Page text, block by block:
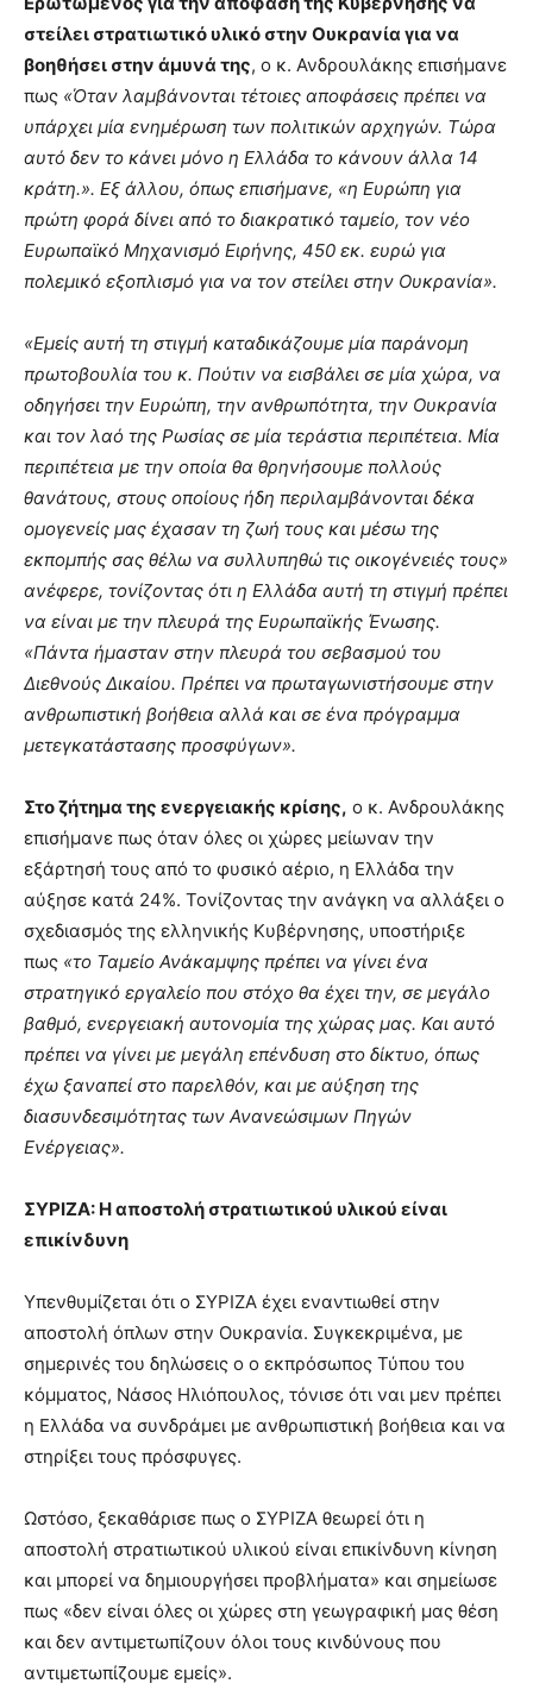
στείλει στρατιωτικό υλικό στην Ουκρανία για να
βοηθήσει στην άμυνά της, ο κ. Ανδρουλάκης επισήμανε
πως «Όταν λαμβάνονται τέτοιες αποφάσεις πρέπει να
υπάρχει μία ενημέρωση των πολιτικών αρχηγών. Τώρα
αυτό δεν το κάνει μόνο η Ελλάδα το κάνουν άλλα 14
κράτη.». Εξ άλλου, όπως επισήμανε, «η Ευρώπη για
πρώτη φορά δίνει από το διακρατικό ταμείο, τον νέο
Ευρωπαϊκό Μηχανισμό Ειρήνης, 450 εκ. ευρώ για
πολεμικό εξοπλισμό για να τον στείλει στην Ουκρανία».
«Εμείς αυτή τη στιγμή καταδικάζουμε μία παράνομη
πρωτοβουλία του κ. Πούτιν να εισβάλει σε μία χώρα, να
οδηγήσει την Ευρώπη, την ανθρωπότητα, την Ουκρανία
και τον λαό της Ρωσίας σε μία τεράστια περιπέτεια. Μία
περιπέτεια με την οποία θα θρηνήσουμε πολλούς
θανάτους, στους οποίους ήδη περιλαμβάνονται δέκα
ομογενείς μας έχασαν τη ζωή τους και μέσω της
εκπομπής σας θέλω να συλλυπηθώ τις οικογένειές τους»
ανέφερε, τονίζοντας ότι η Ελλάδα αυτή τη στιγμή πρέπει
να είναι με την πλευρά της Ευρωπαϊκής Ένωσης.
«Πάντα ήμασταν στην πλευρά του σεβασμού του
Διεθνούς Δικαίου. Πρέπει να πρωταγωνιστήσουμε στην
ανθρωπιστική βοήθεια αλλά και σε ένα πρόγραμμα
μετεγκατάστασης προσφύγων».
Στο ζήτημα της ενεργειακής κρίσης, ο κ. Ανδρουλάκης
επισήμανε πως όταν όλες οι χώρες μείωναν την
εξάρτησή τους από το φυσικό αέριο, η Ελλάδα την
αύξησε κατά 24%. Τονίζοντας την ανάγκη να αλλάξει ο
σχεδιασμός της ελληνικής Κυβέρνησης, υποστήριξε
πως «το Ταμείο Ανάκαμψης πρέπει να γίνει ένα
στρατηγικό εργαλείο που στόχο θα έχει την, σε μεγάλο
βαθμό, ενεργειακή αυτονομία της χώρας μας. Και αυτό
πρέπει να γίνει με μεγάλη επένδυση στο δίκτυο, όπως
έχω ξαναπεί στο παρελθόν, και με αύξηση της
διασυνδεσιμότητας των Ανανεώσιμων Πηγών
Ενέργειας».
ΣΥΡΙΖΑ: Η αποστολή στρατιωτικού υλικού είναι
επικίνδυνη
Υπενθυμίζεται ότι ο ΣΥΡΙΖΑ έχει εναντιωθεί στην
αποστολή όπλων στην Ουκρανία. Συγκεκριμένα, με
σημερινές του δηλώσεις ο ο εκπρόσωπος Τύπου του
κόμματος, Νάσος Ηλιόπουλος, τόνισε ότι ναι μεν πρέπει
η Ελλάδα να συνδράμει με ανθρωπιστική βοήθεια και να
στηρίξει τους πρόσφυγες.
Ωστόσο, ξεκαθάρισε πως ο ΣΥΡΙΖΑ θεωρεί ότι η
αποστολή στρατιωτικού υλικού είναι επικίνδυνη κίνηση
και μπορεί να δημιουργήσει προβλήματα» και σημείωσε
πως «δεν είναι όλες οι χώρες στη γεωγραφική μας θέση
και δεν αντιμετωπίζουν όλοι τους κινδύνους που
αντιμετωπίζουμε εμείς».